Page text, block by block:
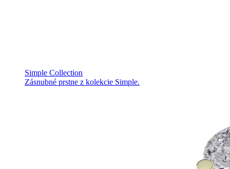
Simple Collection
Zásnubné prstne z kolekcie Simple.